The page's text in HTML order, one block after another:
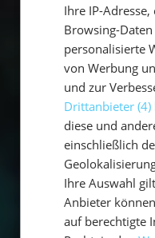
Ihre IP-
Browsing-
personalisierte
von Werbung
und zur
Drittanbieter (4)
diese und
einschließlich
Ihre Auswahl
Anbieter
auf berechtigte